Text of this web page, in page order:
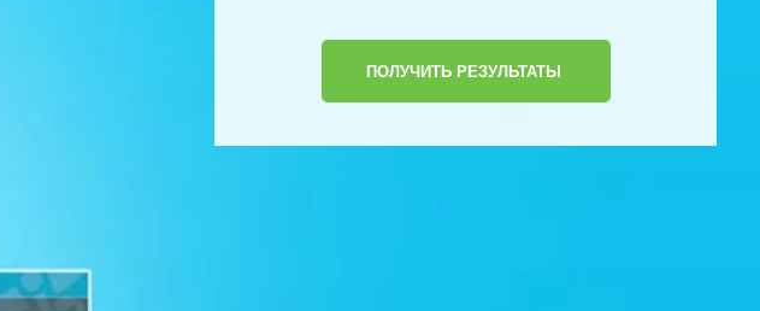
ПОЛУЧИТЬ РЕЗУЛЬТАТЫ